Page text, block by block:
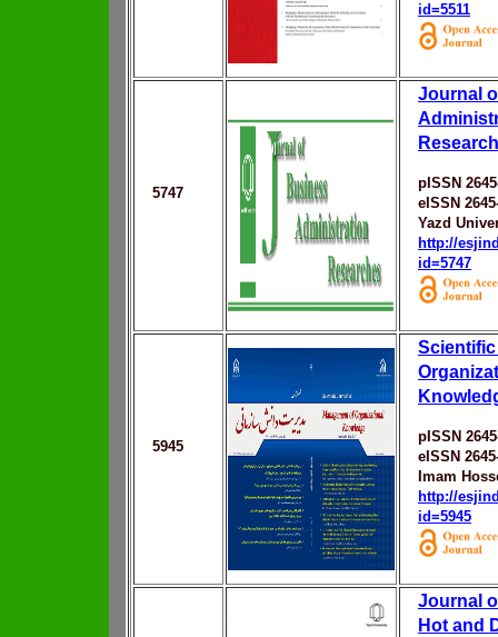
id=5511
5747
Journal
pISSN
eISSN
Yazd
http://
id=5747
5945
pISSN
eISSN
Imam
http://
id=5945
Journal
Hot and